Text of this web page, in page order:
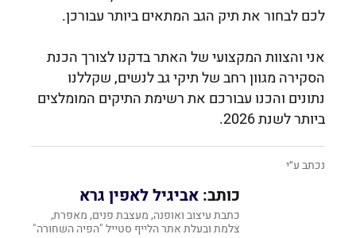
לכם לבחור את תיק הגב המתאים ביותר עבורכן.
אני והצוות המקצועי של האתר בדקנו לצורך הכנת
הסקירה מגוון רחב של תיקי גב לנשים, שקללנו
נתונים והכנו עבורכם את רשימת התיקים המומלצים
ביותר לשנת 2026.
נכתב ע״י
כותב: אביגיל לאפין גרא
כתבת עיצוב ואופנה, מעצבת פנים, מאפרת,
צלמת ובעלת אתר הלייף סטייל "הפיה השחורה"